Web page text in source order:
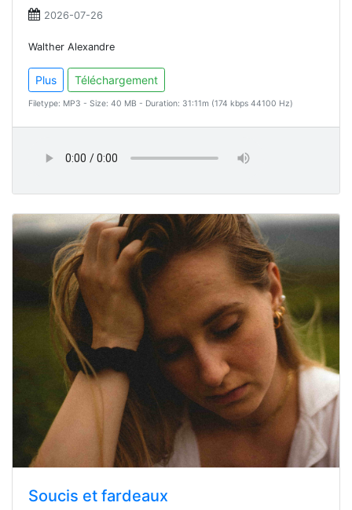
2026-07-26
Walther Alexandre
Plus Téléchargement
Filetype: MP3 - Size: 40 MB - Duration: 31:11m (174 kbps 44100 Hz)
Soucis et fardeaux